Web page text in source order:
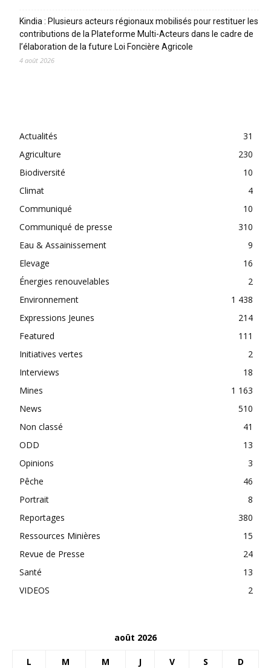
Kindia : Plusieurs acteurs régionaux mobilisés pour restituer les
contributions de la Plateforme Multi-Acteurs dans le cadre de
l’élaboration de la future Loi Foncière Agricole
4 août 2026
Actualités
31
Agriculture
230
Biodiversité
10
Climat
4
Communiqué
10
Communiqué de presse
310
Eau & Assainissement
9
Elevage
16
Énergies renouvelables
2
Environnement
1 438
Expressions Jeunes
214
Featured
111
Initiatives vertes
2
Interviews
18
Mines
1 163
News
510
Non classé
41
ODD
13
Opinions
3
Pêche
46
Portrait
8
Reportages
380
Ressources Minières
15
Revue de Presse
24
Santé
13
VIDEOS
2
août 2026
L M M J V S D